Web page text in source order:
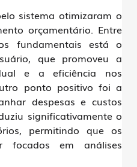
sistema otimizaram o
orçamentário. Entre
fundamentais está o
que promoveu a
e a eficiência nos
ponto positivo foi a
despesas e custos
significativamente o
permitindo que os
focados em análises